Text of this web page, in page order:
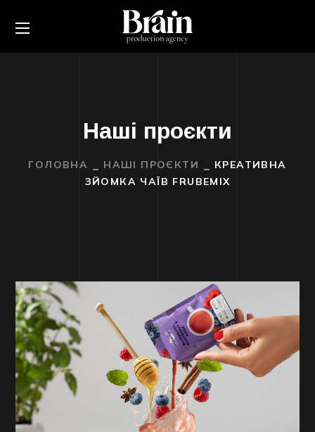
Наші проєкти
ГОЛОВНА НАШІ ПРОЄКТИ
КРЕАТИВНА
ЗЙОМКА ЧАЇВ FRUBEMIX